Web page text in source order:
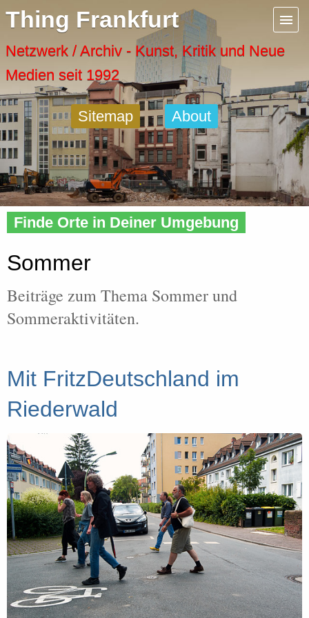
Thing Frankfurt
Netzwerk / Archiv - Kunst, Kritik und Neue
Medien seit 1992
Sitemap About
Home»Tags» Sommer
Finde Orte in Deiner Umgebung
Sommer
Beiträge zum Thema Sommer und
Sommeraktivitäten.
Mit FritzDeutschland im
Riederwald
Menu
Artspaces
Cool Places
Frankfurt Diary
Activity
Recent Posts